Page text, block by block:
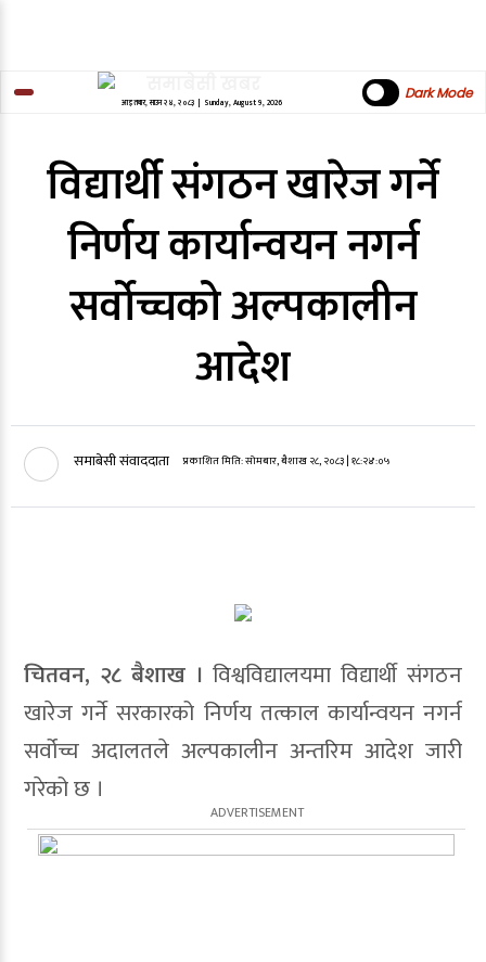
आइतबार,साउन २४,२०८३| Sunday, August 9, 2026
Dark Mode
विद्यार्थी संगठन खारेज गर्ने
निर्णय कार्यान्वयन नगर्न
सर्वोच्चको अल्पकालीन
आदेश
समाबेसी संवाददाता प्रकाशित मिति:सोमबार, बैशाख २८, २०८३| १८:२४:०५
चितवन, २८ बैशाख ।विश्वविद्यालयमा विद्यार्थी संगठन
खारेज गर्ने सरकारको निर्णय तत्काल कार्यान्वयन नगर्न
सर्वोच्च अदालतले अल्पकालीन अन्तरिम आदेश जारी
गरेको छ ।